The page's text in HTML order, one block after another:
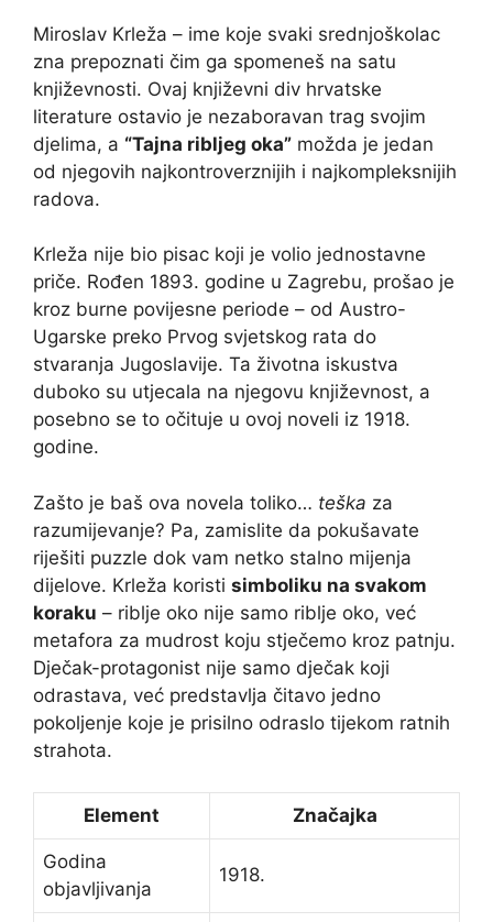
Miroslav Krleža – ime koje svaki srednjoškolac
zna prepoznati čim ga spomeneš na satu
književnosti. Ovaj književni div hrvatske
literature ostavio je nezaboravan trag svojim
djelima, a “Tajna ribljeg oka” možda je jedan
od njegovih najkontroverznijih i najkompleksnijih
radova.
Krleža nije bio pisac koji je volio jednostavne
priče. Rođen 1893. godine u Zagrebu, prošao je
kroz burne povijesne periode – od Austro-
Ugarske preko Prvog svjetskog rata do
stvaranja Jugoslavije. Ta životna iskustva
duboko su utjecala na njegovu književnost, a
posebno se to očituje u ovoj noveli iz 1918.
godine.
Zašto je baš ova novela toliko… teška za
razumijevanje? Pa, zamislite da pokušavate
riješiti puzzle dok vam netko stalno mijenja
dijelove. Krleža koristi simboliku na svakom
koraku – riblje oko nije samo riblje oko, već
metafora za mudrost koju stječemo kroz patnju.
Dječak-protagonist nije samo dječak koji
odrastava, već predstavlja čitavo jedno
pokoljenje koje je prisilno odraslo tijekom ratnih
strahota.
Element Značajka
Godina
objavljivanja
1918.